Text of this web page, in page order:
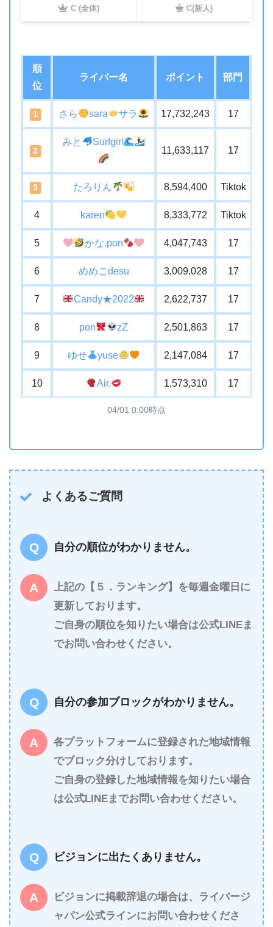
C (全体) C(新人)
順
位
ライバー名 ポイント 部門
1 さら sara サラ 17,732,243 17
2
みと
Surfgirl
11,633,117
17
3 たろりん 8,594,400 Tiktok
4 karen 8,333,772 Tiktok
5 かな.pon 4,047,743 17
6 めめこdesu 3,009,028 17
7 Candy★2022 2,622,737 17
8 pon zZ 2,501,863 17
9 ゆせ yuse 2,147,084 17
10 Air. 1,573,310 17
04/01 0:00時点
よくあるご質問
自分の順位がわかりません。
上記の【５．ランキング】を毎週金曜日に
更新しております。
ご自身の順位を知りたい場合は公式LINEま
でお問い合わせください。
自分の参加ブロックがわかりません。
各プラットフォームに登録された地域情報
でブロック分けしております。
ご自身の登録した地域情報を知りたい場合
は公式LINEまでお問い合わせください。
ビジョンに出たくありません。
ビジョンに掲載辞退の場合は、ライバージ
ャパン公式ラインにお問い合わせくださ